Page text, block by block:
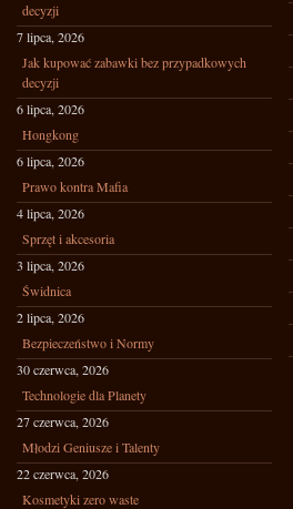
decyzji
7 lipca, 2026
Jak kupować zabawki bez przypadkowych
decyzji
6 lipca, 2026
Hongkong
6 lipca, 2026
Prawo kontra Mafia
4 lipca, 2026
Sprzęt i akcesoria
3 lipca, 2026
Świdnica
2 lipca, 2026
Bezpieczeństwo i Normy
30 czerwca, 2026
Technologie dla Planety
27 czerwca, 2026
Młodzi Geniusze i Talenty
22 czerwca, 2026
Kosmetyki zero waste